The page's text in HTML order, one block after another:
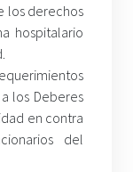
los derechos
hospitalario
los Deberes
en contra
del